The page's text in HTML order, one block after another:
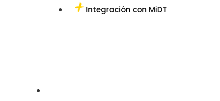
Integración con MiDT